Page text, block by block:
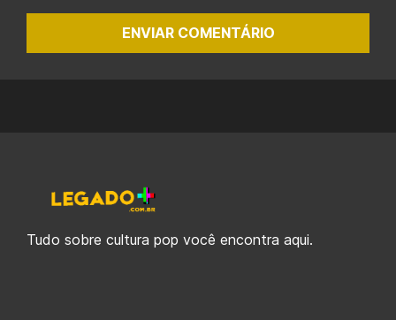
ENVIAR COMENTÁRIO
Tudo sobre cultura pop você encontra aqui.